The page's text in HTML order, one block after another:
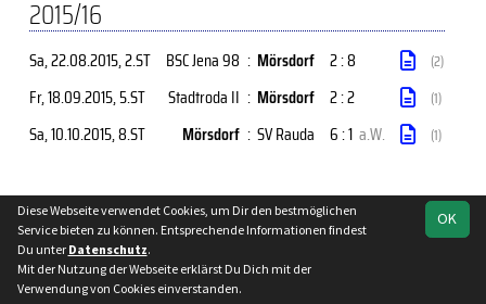
2015/16
Sa, 22.08.2015, 2.ST BSC Jena 98 : Mörsdorf 2 : 8 (2)
Fr, 18.09.2015, 5.ST Stadtroda II : Mörsdorf 2 : 2 (1)
Sa, 10.10.2015, 8.ST Mörsdorf : SV Rauda 6 : 1 a.W. (1)
soccero.de
© 2006 - 2026
Besucherstatistik Kontakt Impressum
OK
Diese Webseite verwendet Cookies, um Dir den bestmöglichen
Service bieten zu können. Entsprechende Informationen findest
Du unter Datenschutz.
Mit der Nutzung der Webseite erklärst Du Dich mit der
Verwendung von Cookies einverstanden.